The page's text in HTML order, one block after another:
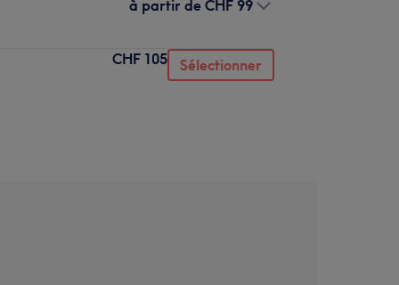
à partir de CHF 99
CHF 105 Sélectionner